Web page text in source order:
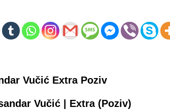
Vučić Extra Poziv
Vučić | Extra (Poziv)